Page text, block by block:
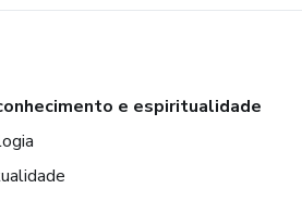
e espiritualidade